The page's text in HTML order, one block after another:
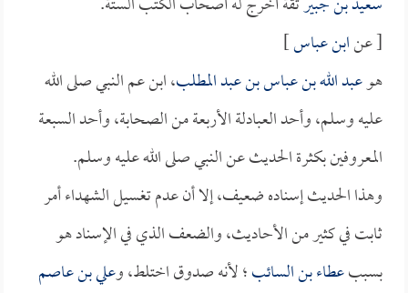
[ عنابن عباس]
هوعبد الله بن عباس بن عبد المطلب، ابن عم النبي صلى الله
عليه وسلم، وأحد العبادلة الأربعة من الصحابة، وأحد السبعة
المعروفين بكثرة الحديث عن النبي صلى الله عليه وسلم.
وهذا الحديث إسناده ضعيف، إلا أن عدم تغسيل الشهداء أمر
ثابت في كثير من الأحاديث، والضعف الذي في الإسناد هو
بسببعطاء بن السائب؛ لأنه صدوق اختلط، وعلي بن عاصم